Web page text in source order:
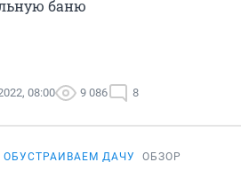
баню
08:00 9 086 8
ОБУСТРАИВАЕМ ДАЧУ ОБЗОР